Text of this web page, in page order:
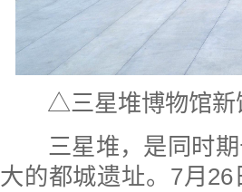
△三星堆博物馆新
三星堆，是同时期
大的都城遗址。7月